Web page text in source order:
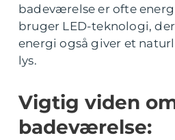
badeværelse er ofte
bruger LED-teknologi,
energi også giver et
lys.
Vigtig viden
badeværelse: